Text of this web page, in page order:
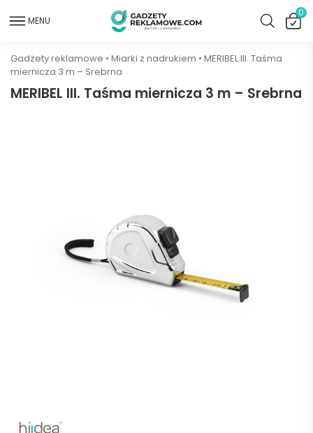
MENU
0
Gadżety reklamowe • Miarki z nadrukiem • MERIBEL III. Taśma
miernicza 3 m – Srebrna
MERIBEL III. Taśma miernicza 3 m – Srebrna